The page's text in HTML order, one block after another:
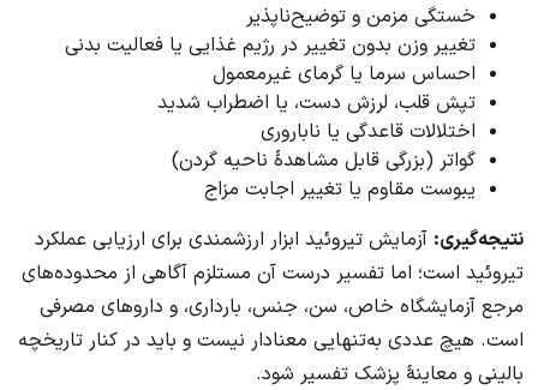
خستگی مزمن و توضیح‌ناپذیر
تغییر وزن بدون تغییر در رژیم غذایی یا فعالیت بدنی
احساس سرما یا گرمای غیرمعمول
تپش قلب، لرزش دست، یا اضطراب شدید
اختلالات قاعدگی یا ناباروری
گواتر (بزرگی قابل مشاهدهٔ ناحیه گردن)
یبوست مقاوم یا تغییر اجابت مزاج
نتیجه‌گیری: آزمایش تیروئید ابزار ارزشمندی برای ارزیابی عملکرد
تیروئید است؛ اما تفسیر درست آن مستلزم آگاهی از محدوده‌های
مرجع آزمایشگاه خاص، سن، جنس، بارداری، و داروهای مصرفی
است. هیچ عددی به‌تنهایی معنادار نیست و باید در کنار تاریخچه
بالینی و معاینهٔ پزشک تفسیر شود.